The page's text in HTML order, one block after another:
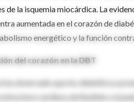
de la isquemia miocárdica. La
aumentada en el corazón de
energético y la función
del corazón en la DBT
ha observado que los diabéticos
estructura cardíaca atribuibles a la